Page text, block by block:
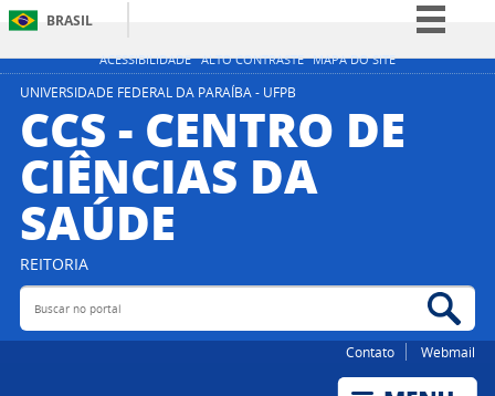
ACESSIBILIDADE ALTO CONTRASTE MAPA DO SITE
BRASIL
Simplifique!
Participe
Acesso à informação
Legislação
UNIVERSIDADE FEDERAL DA PARAÍBA - UFPB
CCS - CENTRO DE
CIÊNCIAS DA
SAÚDE
REITORIA
Buscar no portal
Contato Webmail